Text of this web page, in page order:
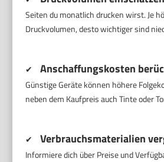
Seiten du monatlich drucken wirst. Je
Druckvolumen, desto wichtiger sind
✔ Anschaffungskosten
Günstige Geräte können höhere
neben dem Kaufpreis auch Tinte oder
✔ Verbrauchsmaterialien
Informiere dich über Preise und